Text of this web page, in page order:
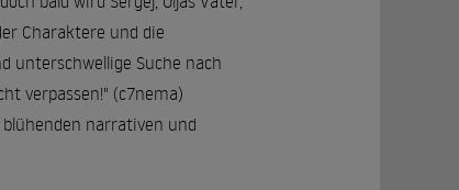
Charaktere und die
unterschwellige Suche nach
verpassen!" (c7nema)
narrativen und